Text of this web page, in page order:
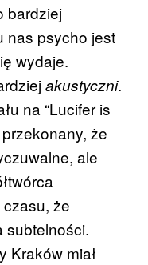
bardziej
nas psycho jest
wydaje.
akustyczni.
na “Lucifer is
że
ale
że
subtelności.
Kraków miał